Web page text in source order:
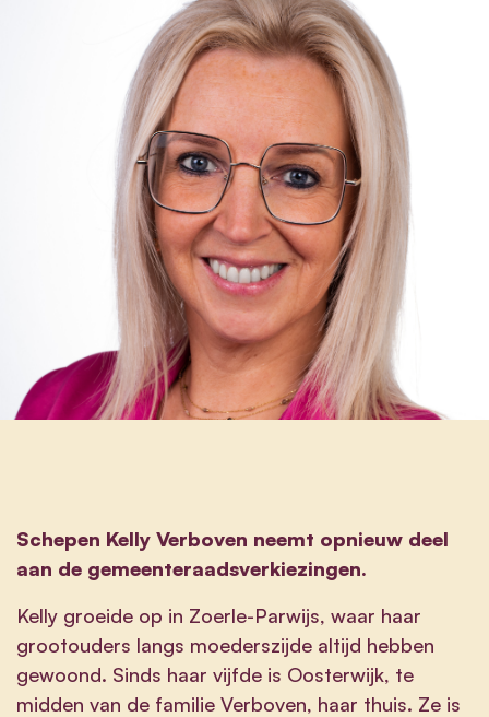
Schepen Kelly Verboven neemt opnieuw deel
aan de gemeenteraadsverkiezingen.
Kelly groeide op in Zoerle-Parwijs, waar haar
grootouders langs moederszijde altijd hebben
gewoond. Sinds haar vijfde is Oosterwijk, te
midden van de familie Verboven, haar thuis. Ze is